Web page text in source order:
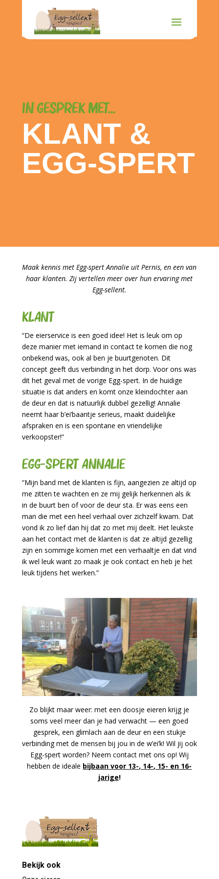
In gesprek met...
KLANT &
EGG-SPERT
Maak kennis met Egg-spert Annalie uit Pernis, en een van
haar klanten. Zij vertellen meer over hun ervaring met
Egg-sellent.
Klant
“De eierservice is een goed idee! Het is leuk om op
deze manier met iemand in contact te komen die nog
onbekend was, ook al ben je buurtgenoten. Dit
concept geeft dus verbinding in het dorp. Voor ons was
dit het geval met de vorige Egg-spert. In de huidige
situatie is dat anders en komt onze kleindochter aan
de deur en dat is natuurlijk dubbel gezellig! Annalie
neemt haar b’ei’baantje serieus, maakt duidelijke
afspraken en is een spontane en vriendelijke
verkoopster!”
Egg-spert Annalie
“Mijn band met de klanten is fijn, aangezien ze altijd op
me zitten te wachten en ze mij gelijk herkennen als ik
in de buurt ben of voor de deur sta. Er was eens een
man die met een heel verhaal over zichzelf kwam. Dat
vond ik zo lief dan hij dat zo met mij deelt. Het leukste
aan het contact met de klanten is dat ze altijd gezellig
zijn en sommige komen met een verhaaltje en dat vind
ik wel leuk want zo maak je ook contact en heb je het
leuk tijdens het werken.”
Zo blijkt maar weer: met een doosje eieren krijg je
soms veel meer dan je had verwacht — een goed
gesprek, een glimlach aan de deur en een stukje
verbinding met de mensen bij jou in de w’ei’k! Wil jij ook
Egg-spert worden? Neem contact met ons op! Wij
hebben de ideale bijbaan voor 13-, 14-, 15- en 16-
jarige!
Bekijk ook